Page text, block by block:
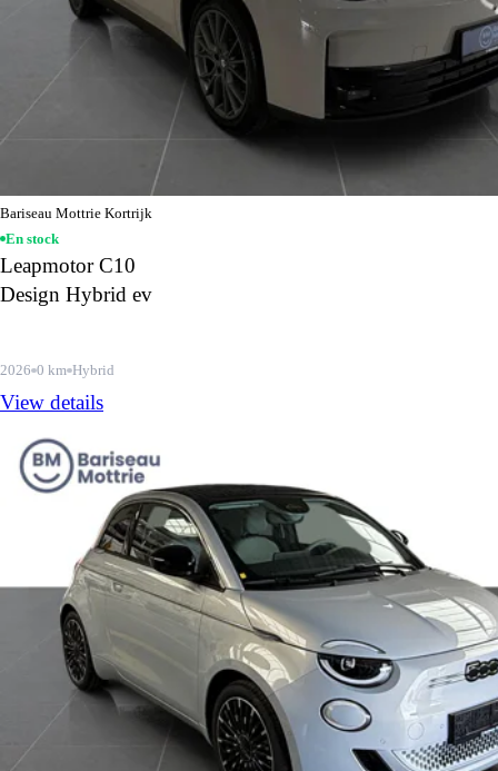
Bariseau Mottrie Kortrijk
En stock
Leapmotor C10
Design Hybrid ev
2026 0 km Hybrid
View details